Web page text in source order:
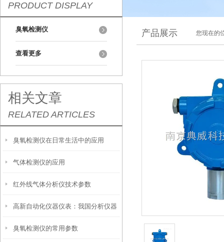
PRODUCT DISPLAY
臭氧检测仪
查看更多
相关文章
RELATED ARTICLES
臭氧检测仪在日常生活中的应用
气体检测仪的应用
红外线气体分析仪技术参数
高新自动化仪器仪表：我国分析仪器
的创新
臭氧检测仪的常用参数
产品展示 您现在的